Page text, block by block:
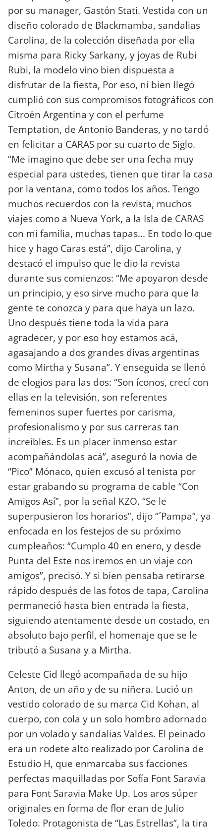
por su manager, Gastón Stati. Vestida con un
diseño colorado de Blackmamba, sandalias
Carolina, de la colección diseñada por ella
misma para Ricky Sarkany, y joyas de Rubi
Rubi, la modelo vino bien dispuesta a
disfrutar de la fiesta, Por eso, ni bien llegó
cumplió con sus compromisos fotográficos con
Citroën Argentina y con el perfume
Temptation, de Antonio Banderas, y no tardó
en felicitar a CARAS por su cuarto de Siglo.
“Me imagino que debe ser una fecha muy
especial para ustedes, tienen que tirar la casa
por la ventana, como todos los años. Tengo
muchos recuerdos con la revista, muchos
viajes como a Nueva York, a la Isla de CARAS
con mi familia, muchas tapas... En todo lo que
hice y hago Caras está”, dijo Carolina, y
destacó el impulso que le dio la revista
durante sus comienzos: “Me apoyaron desde
un principio, y eso sirve mucho para que la
gente te conozca y para que haya un lazo.
Uno después tiene toda la vida para
agradecer, y por eso hoy estamos acá,
agasajando a dos grandes divas argentinas
como Mirtha y Susana”. Y enseguida se llenó
de elogios para las dos: “Son íconos, crecí con
ellas en la televisión, son referentes
femeninos super fuertes por carisma,
profesionalismo y por sus carreras tan
increíbles. Es un placer inmenso estar
acompañándolas acá”, aseguró la novia de
“Pico” Mónaco, quien excusó al tenista por
estar grabando su programa de cable “Con
Amigos Así”, por la señal KZO. “Se le
superpusieron los horarios”, dijo “´Pampa”, ya
enfocada en los festejos de su próximo
cumpleaños: “Cumplo 40 en enero, y desde
Punta del Este nos iremos en un viaje con
amigos”, precisó. Y si bien pensaba retirarse
rápido después de las fotos de tapa, Carolina
permaneció hasta bien entrada la fiesta,
siguiendo atentamente desde un costado, en
absoluto bajo perfil, el homenaje que se le
tributó a Susana y a Mirtha.
Celeste Cid llegó acompañada de su hijo
Anton, de un año y de su niñera. Lució un
vestido colorado de su marca Cid Kohan, al
cuerpo, con cola y un solo hombro adornado
por un volado y sandalias Valdes. El peinado
era un rodete alto realizado por Carolina de
Estudio H, que enmarcaba sus facciones
perfectas maquilladas por Sofía Font Saravia
para Font Saravia Make Up. Los aros súper
originales en forma de flor eran de Julio
Toledo. Protagonista de “Las Estrellas”, la tira